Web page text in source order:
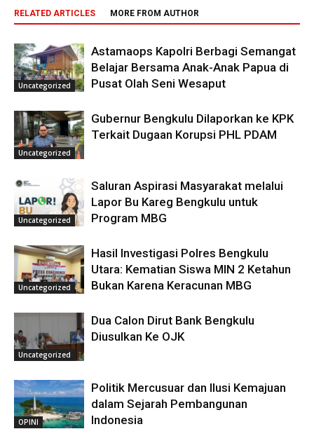
RELATED ARTICLES MORE FROM AUTHOR
Uncategorized
Astamaops Kapolri Berbagi Semangat
Belajar Bersama Anak-Anak Papua di
Pusat Olah Seni Wesaput
Uncategorized
Gubernur Bengkulu Dilaporkan ke KPK
Terkait Dugaan Korupsi PHL PDAM
Uncategorized
Saluran Aspirasi Masyarakat melalui
Lapor Bu Kareg Bengkulu untuk
Program MBG
Uncategorized
Hasil Investigasi Polres Bengkulu
Utara: Kematian Siswa MIN 2 Ketahun
Bukan Karena Keracunan MBG
Uncategorized
Dua Calon Dirut Bank Bengkulu
Diusulkan Ke OJK
OPINI
Politik Mercusuar dan Ilusi Kemajuan
dalam Sejarah Pembangunan
Indonesia